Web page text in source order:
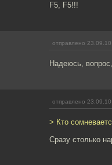
F5, F5!!!
отправлено 23.09.10
Надеюсь,
отправлено
> Кто
Сразу столько